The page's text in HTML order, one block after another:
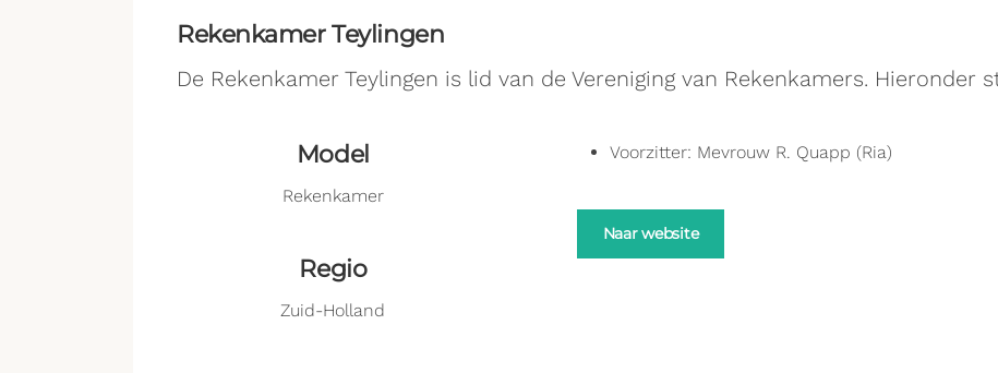
Rekenkamer Teylingen
De Rekenkamer Teylingen is lid van de Vereniging van Rekenkamers. Hieronder
Model
Rekenkamer
Regio
Zuid-Holland
Voorzitter: Mevrouw R. Quapp (Ria)
Naar website